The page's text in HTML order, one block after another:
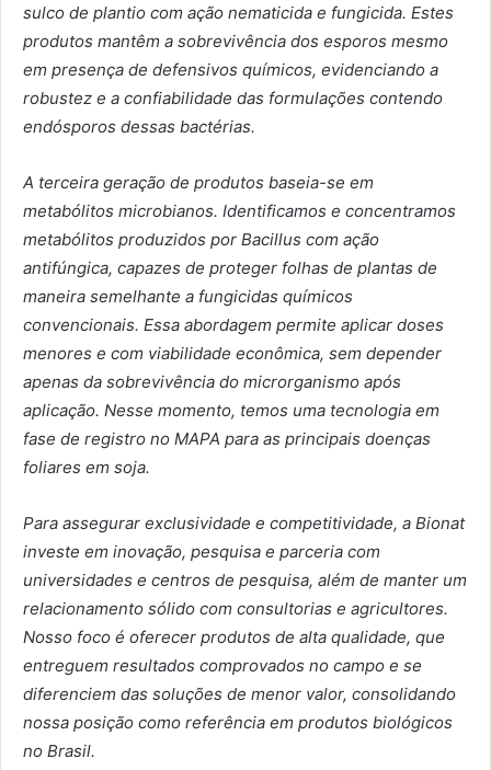
sulco de plantio com ação nematicida e fungicida. Estes
produtos mantêm a sobrevivência dos esporos mesmo
em presença de defensivos químicos, evidenciando a
robustez e a confiabilidade das formulações contendo
endósporos dessas bactérias.
A terceira geração de produtos baseia-se em
metabólitos microbianos. Identificamos e concentramos
metabólitos produzidos por Bacillus com ação
antifúngica, capazes de proteger folhas de plantas de
maneira semelhante a fungicidas químicos
convencionais. Essa abordagem permite aplicar doses
menores e com viabilidade econômica, sem depender
apenas da sobrevivência do microrganismo após
aplicação. Nesse momento, temos uma tecnologia em
fase de registro no MAPA para as principais doenças
foliares em soja.
Para assegurar exclusividade e competitividade, a Bionat
investe em inovação, pesquisa e parceria com
universidades e centros de pesquisa, além de manter um
relacionamento sólido com consultorias e agricultores.
Nosso foco é oferecer produtos de alta qualidade, que
entreguem resultados comprovados no campo e se
diferenciem das soluções de menor valor, consolidando
nossa posição como referência em produtos biológicos
no Brasil.